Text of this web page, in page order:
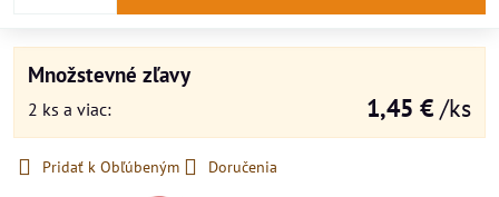
Množstevné zľavy
2 ks a viac: 1,45 € /ks
Pridať k Obľúbeným Doručenia